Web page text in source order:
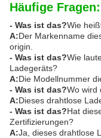
Häufige Fragen:
- Was ist das?Wie
A:Der Markenname
origin.
- Was ist das?Wie
Ladegeräts?
A:Die Modellnummer
- Was ist das?Wo wird
A:Dieses drahtlose
- Was ist das?Hat
Zertifizierungen?
A:Ja, dieses drahtlose